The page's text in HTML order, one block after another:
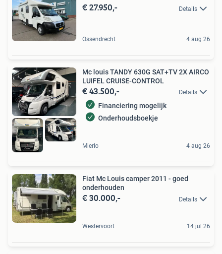
€ 27.950,- Details
Ossendrecht 4 aug 26
Mc louis TANDY 630G SAT+TV 2X AIRCO
LUIFEL CRUISE-CONTROL
€ 43.500,- Details
Financiering mogelijk
Onderhoudsboekje
Mierlo 4 aug 26
Fiat Mc Louis camper 2011 - goed
onderhouden
€ 30.000,- Details
Westervoort 14 jul 26